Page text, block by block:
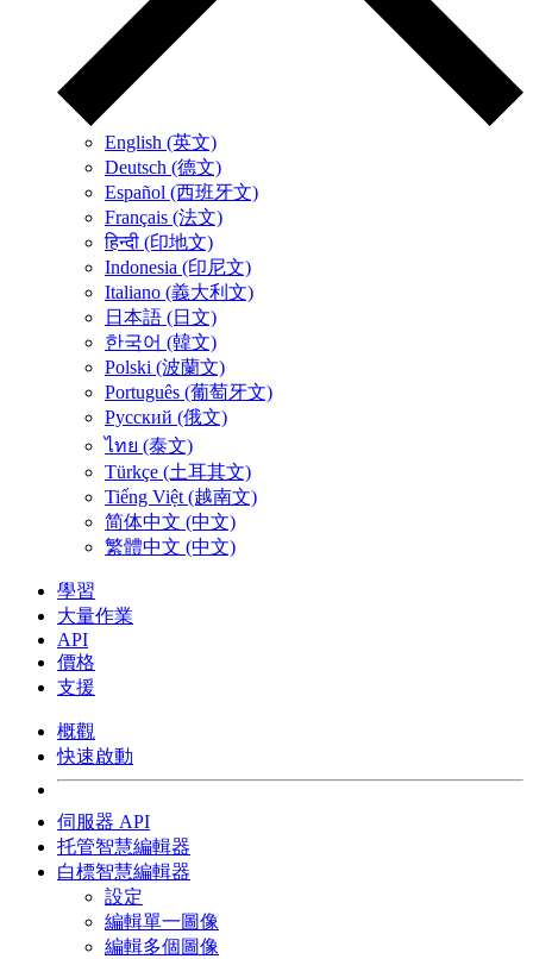
English (英文)
Deutsch (德文)
Español (西班牙文)
Français (法文)
हिन्दी (印地文)
Indonesia (印尼文)
Italiano (義大利文)
日本語 (日文)
한국어 (韓文)
Polski (波蘭文)
Português (葡萄牙文)
Русский (俄文)
ไทย (泰文)
Türkçe (土耳其文)
Tiếng Việt (越南文)
简体中文 (中文)
繁體中文 (中文)
學習
大量作業
API
價格
支援
概觀
快速啟動
伺服器 API
托管智慧編輯器
白標智慧編輯器
設定
編輯單一圖像
編輯多個圖像